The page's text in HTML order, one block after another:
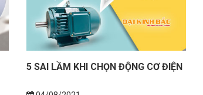
5 SAI LẦM KHI CHỌN ĐỘNG CƠ ĐIỆN
04/08/2021
5 sai lầm thường gặp khi chọn mua động cơ